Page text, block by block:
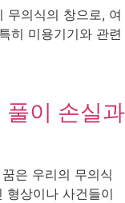
무의식의 창으로, 여
히 미용기기와 관련
풀이 손실과
은 우리의 무의식
형상이나 사건들이